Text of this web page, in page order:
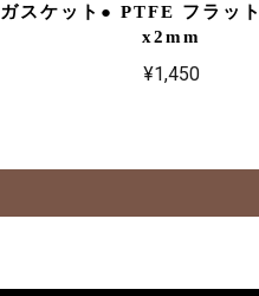
ガスケット● PTFE フラッ
x2mm
¥1,450